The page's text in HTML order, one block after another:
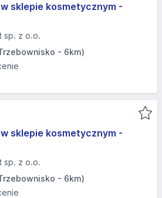
sklepie kosmetycznym -
sp. z o.o.
- 6km)
sklepie kosmetycznym -
sp. z o.o.
- 6km)